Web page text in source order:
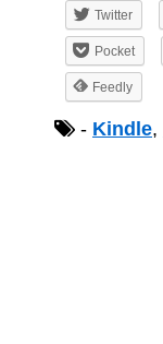
Twitter
Pocket
Feedly
- Kindle,